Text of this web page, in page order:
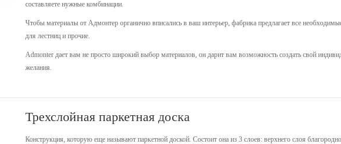
составляете нужные комбинации.
Чтобы материалы от Адмонтер органично вписались в ваш интерьер, фабрика предлагает все
для лестниц и прочие.
Admonter дает вам не просто широкий выбор материалов, он дарит вам возможность создать свой
желания.
Трехслойная паркетная доска
Конструкция, которую еще называют паркетной доской. Состоит она из 3 слоев: верхнего слоя